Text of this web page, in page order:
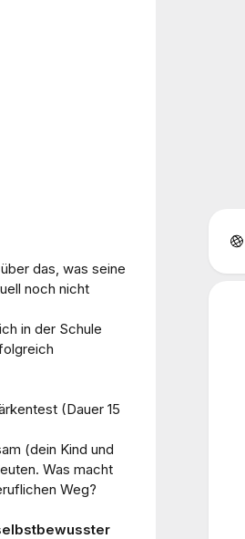
das, was seine
noch nicht
in der Schule
(Dauer 15
(dein Kind und
Was macht
Weg?